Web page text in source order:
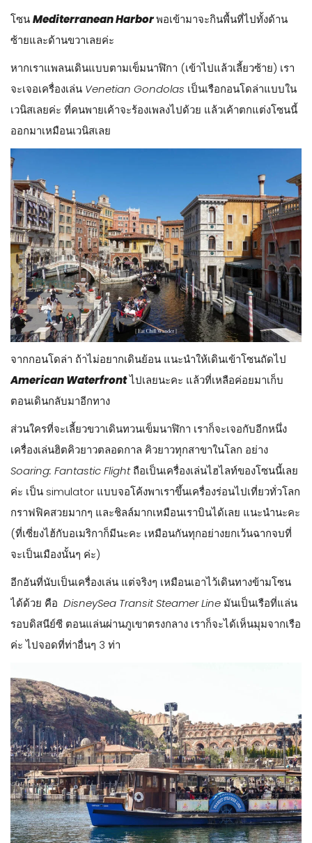
Mediterranean Harbor
หลังจากที่ลงรถไฟ Disney Resort Line ทางเดินจะพาเราเข้ามา
ที่ทางเข้าของ Tokyo DisneySea เลยค่ะ ตรงนี้เราจะผ่านลูกโลก
และเริ่มเข้าสู่โซนแรกMediterranean Harborโซนที่ได้รับแรง
บันดาลใจมาจากเมืองท่าทางยุโรปตอนใต้ที่แสนโรแมนติก ตกแต่ง
ด้วยกลิ่นอายแบบทะเลเมดิเตอเรเนียน มีความเป็นอิตาเลียน
หมู่บ้านชาวประมง คลองเวนิส และ ป้อมแบบเรเนซองส์
อ้อ Tokyo DisneySea คอนเซปท์เค้าคือ ท่าเรือในจินตนาการจาก
ตำนานและเรื่องเล่าของท้องทะเลรอบโลก ดังนั้นแต่ละโซนก็จะ
เกี่ยวกับทะเลหมดเลย แต่บรรยากาศต่างกันเลยค่ะ เค้าทำมาสวย
มากๆ
Mediterranean Harbor
ซ้ายและด้านขวาเลยค่ะ
หากเราแพลนเดินแบบตามเข็มนาฬิกา (เข้าไปแล้วเลี้ยวซ้าย) เรา
จะเจอเครื่องเล่นVenetian Gondolasเป็นเรือกอนโดล่าแบบใน
เวนิสเลยค่ะ ที่คนพายเค้าจะร้องเพลงไปด้วย แล้วเค้าตกแต่งโซนนี้
ออกมาเหมือนเวนิสเลย